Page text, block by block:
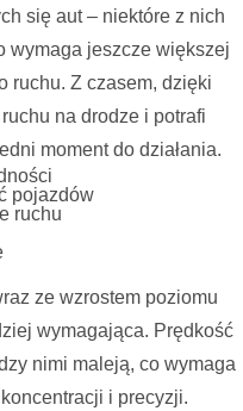
się aut – niektóre z nich
wymaga jeszcze większej
ruchu. Z czasem, dzięki
na drodze i potrafi
moment do działania.
pojazdów
ruchu
ze wzrostem poziomu
wymagająca. Prędkość
nimi maleją, co wymaga
i precyzji.